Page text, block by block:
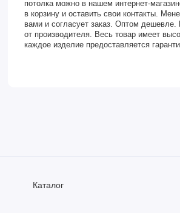
потолка можно в нашем интернет-
в корзину и оставить свои контакты.
вами и согласует заказ. Оптом дешевле.
от производителя. Весь товар имеет
каждое изделие предоставляется
Каталог